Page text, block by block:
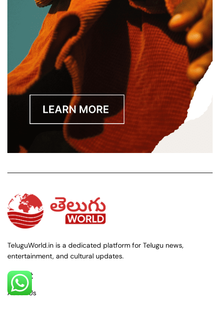
TeluguWorld.in is a dedicated platform for Telugu news,
entertainment, and cultural updates.
About
About Us